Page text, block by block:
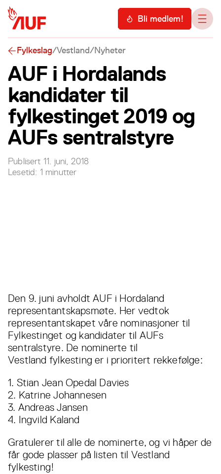
Hopp til hovedinnhold MenyBli medlem!
Fylkeslag/Vestland/Nyheter
AUF i Hordalands
kandidater til
fylkestinget 2019 og
AUFs sentralstyre
Publisert 11. juni, 2018
Lesetid: 1 minutter
Den 9. juni avholdt AUF i Hordaland
representantskapsmøte. Her vedtok
representantskapet våre nominasjoner til
Fylkestinget og kandidater til AUFs
sentralstyre. De nominerte til
Vestland fylkesting er i prioritert rekkefølge:
1. Stian Jean Opedal Davies
2. Katrine Johannesen
3. Andreas Jansen
4. Ingvild Kaland
Gratulerer til alle de nominerte, og vi håper de
får gode plasser på listen til Vestland
fylkesting!